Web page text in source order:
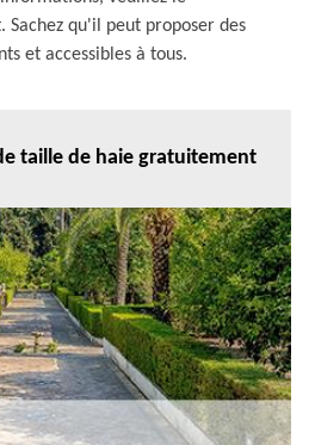
qu'il peut proposer des
et accessibles à tous.
taille de haie gratuitement